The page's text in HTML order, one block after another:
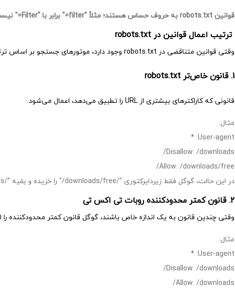
قوانین robots.txt به حروف حساس هستند؛ مثلاً "filter=" برابر با "Filter=" نیست.
ترتیب اعمال قوانین در robots.txt
وقتی قوانین متناقضی در robots.txt وجود دارد، موتورهای جستجو بر اساس ترتیب خاصی تصمیم می‌گیرند کدام قانون را اعمال کنند:
1. قانون خاص‌تر robots.txt
قانونی که کاراکترهای بیشتری از URL را تطبیق می‌دهد، اعمال می‌شود.
مثال:
User-agent: *
Disallow: /downloads/
Allow: /downloads/free/
در این حالت، گوگل فقط زیردایرکتوری "/downloads/free/" را خزیده و بقیه "/downloads/" را مسدود می‌کند.
2. قانون کمتر محدودکننده روبات تی اکس تی
وقتی چندین قانون به یک اندازه خاص باشند، گوگل قانون کمتر محدودکننده
مثال:
User-agent: *
Disallow: /downloads/
Allow: /downloads/